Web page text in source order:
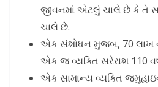
જીવનમાં એટલું ચાલે છે કે તે
ચાલે છે.
એક સંશોધન મુજબ, 70 લાખ
એક જ વ્યક્તિ સરેરાશ 110
એક સામાન્ય વ્યક્તિ